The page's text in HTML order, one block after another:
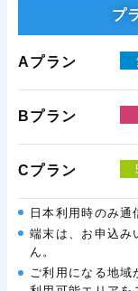
プ
Aプラン
Bプラン
Cプラン
日本利用時のみ通
端末は、お申込み
ん。
ご利用になる地域